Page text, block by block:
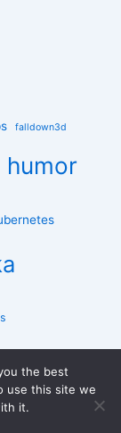
falldown3d
humor
Astra WordPress
the best
use this site we
it.